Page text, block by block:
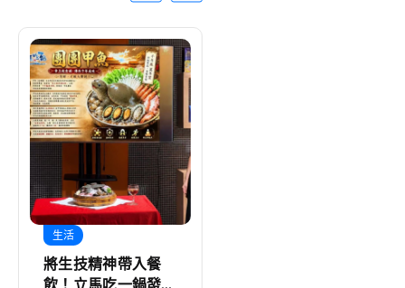
生活
將生技精神帶入餐
飲！立馬吃一鍋發表